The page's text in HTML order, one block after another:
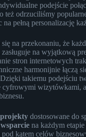
podejście
też odrzuciliśmy
pełną personalizację
na przekonaniu, że
na wyjątkową
stron internetowych
harmonijnie łączą
takiemu podejściu
cyfrowymi wizytówkami,
dostosowane do
na każdym
pod kątem celów